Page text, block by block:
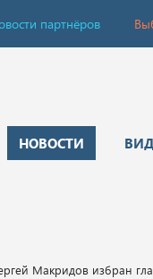
партнёров
НОВОСТИ
Макридов избран